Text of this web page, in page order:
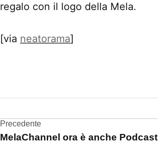
regalo con il logo della Mela.
[via neatorama]
geek
Navigazione
Precedente
MelaChannel ora è anche Podcast